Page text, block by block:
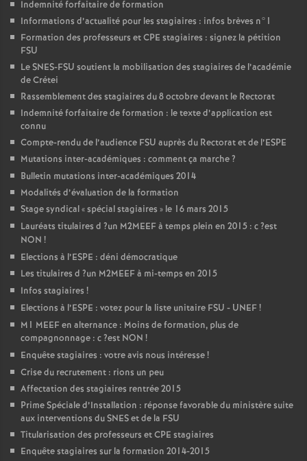
Indemnité forfaitaire de formation
Informations d’actualité pour les stagiaires : infos brèves n°1
Formation des professeurs etCPE stagiaires : signez la pétition
FSU
LeSNES-FSU soutient la mobilisation des stagiaires de l’académie
de Crétei
Rassemblement des stagiaires du 8 octobre devant le Rectorat
Indemnité forfaitaire de formation : le texte d’application est
connu
Compte-rendu de l’audience FSU auprès du Rectorat et de l’ESPE
Mutations inter-académiques : comment ça marche?
Bulletin mutations inter-académiques 2014
Modalités d’évaluation de la formation
Stage syndical «spécial stagiaires » le 16 mars 2015
Lauréats titulaires d ?un M2MEEFà temps plein en 2015 : c?est
NON !
Elections à l’ESPE : déni démocratique
Les titulaires d ?un M2MEEFà mi-temps en 2015
Infos stagiaires !
Elections à l’ESPE : votez pour la liste unitaire FSU - UNEF!
M1 MEEFen alternance : Moins de formation, plus de
compagnonnage : c?est NON !
Enquête stagiaires : votre avis nous intéresse!
Crise du recrutement : rions un peu
Affectation des stagiaires rentrée 2015
Prime Spéciale d’Installation : réponse favorable du ministère suite
aux interventions duSNESet de la FSU
Titularisation des professeurs etCPE stagiaires
Enquête stagiaires sur la formation 2014-2015